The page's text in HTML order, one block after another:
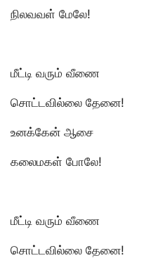
நிலவவள் மேலே!
மீட்டி வரும் வீணை
சொட்டவில்லை தேனை!
உனக்கேன் ஆசை
கலைமகள் போலே!
மீட்டி வரும் வீணை
சொட்டவில்லை தேனை!